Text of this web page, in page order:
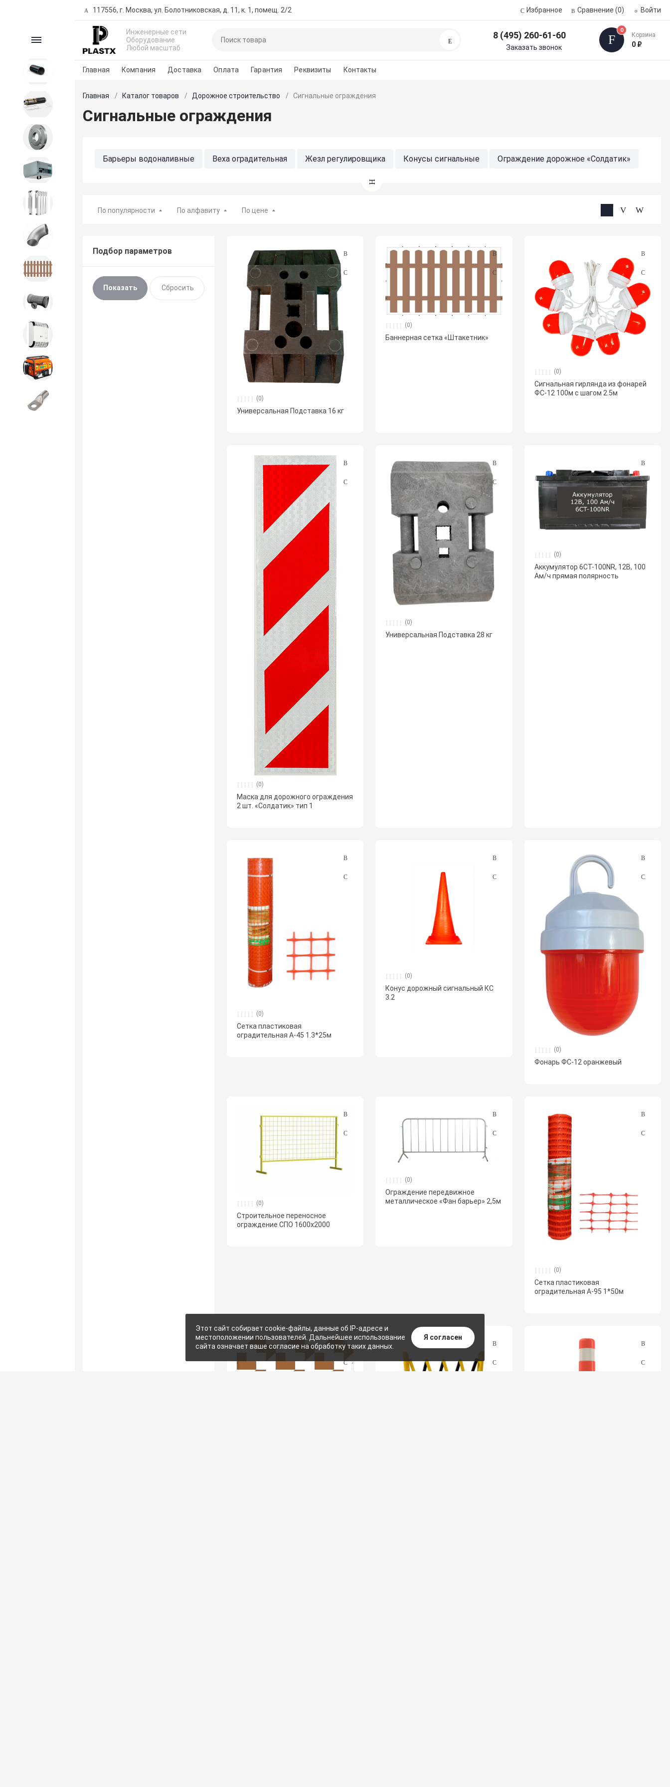
117556, г. Москва, ул. Болотниковская, д. 11, к. 1, помещ. 2/2 Избранное Сравнение (0) Войти
Инженерные сети
Оборудование
Любой масштаб
Поиск 8 (495) 260-61-60
Заказать звонок
0
Корзина
0 ₽
Главная Компания Доставка Оплата Гарантия Реквизиты Контакты
Каталог
ПНД продукция
теплоснабжения
Дорожное строительство
Канализационная продукция
Главная Каталог товаров Дорожное строительство Сигнальные ограждения
Сигнальные ограждения
Барьеры водоналивные Веха оградительная Жезл регулировщика Конусы сигнальные Ограждение дорожное «Солдатик»
Предупреждающие знаки и таблички безопасности
По популярности По алфавиту По цене
Подбор параметров
(0)
Универсальная Подставка 16 кг
(0)
Баннерная cетка «Штакетник»
(0)
Сигнальная гирлянда из фонарей
ФС-12 100м с шагом 2.5м
(0)
Маска для дорожного ограждения
2 шт. «Солдатик» тип 1
(0)
Универсальная Подставка 28 кг
(0)
Аккумулятор 6СТ-100NR, 12В, 100
Ам/ч прямая полярность
(0)
Сетка пластиковая
оградительная А-45 1.3*25м
(0)
Конус дорожный сигнальный КС
3.2
(0)
Фонарь ФС-12 оранжевый
(0)
Строительное переносное
ограждение СПО 1600х2000
(0)
Ограждение передвижное
металлическое «Фан барьер» 2,5м
(0)
Сетка пластиковая
оградительная А-95 1*50м
Этот сайт собирает cookie-файлы, данные об IP-адресе и
местоположении пользователей. Дальнейшее использование
сайта означает ваше согласие на обработку таких данных.
Я согласен